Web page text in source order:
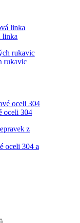
linka
rukavic
oceli 304
oceli 304 a